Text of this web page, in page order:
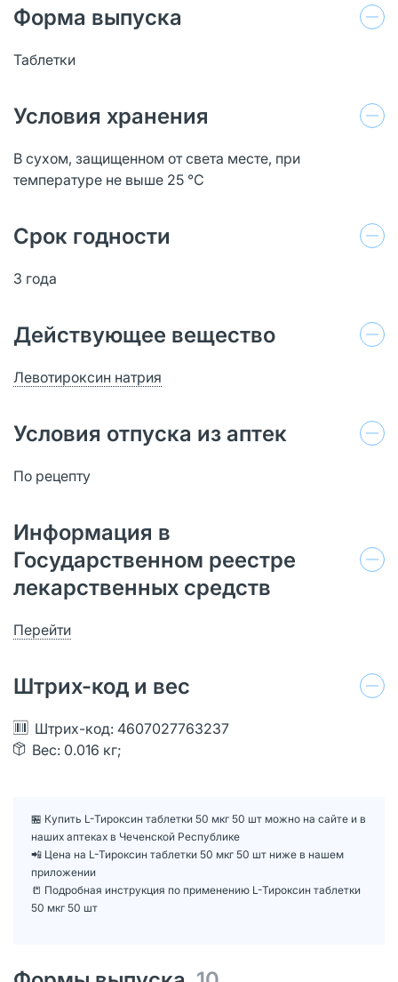
Форма выпуска
Таблетки
Условия хранения
В сухом, защищенном от света месте, при
температуре не выше 25 °C
Срок годности
3 года
Действующее вещество
Левотироксин натрия
Условия отпуска из аптек
По рецепту
Информация в
Государственном реестре
лекарственных средств
Перейти
Штрих-код и вес
Штрих-код: 4607027763237
Вес: 0.016 кг;
🏪 Купить L-Тироксин таблетки 50 мкг 50 шт можно на сайте и в
наших аптеках в Чеченской Республике
📲 Цена на L-Тироксин таблетки 50 мкг 50 шт ниже в нашем
приложении
📒 Подробная инструкция по применению L-Тироксин таблетки
50 мкг 50 шт